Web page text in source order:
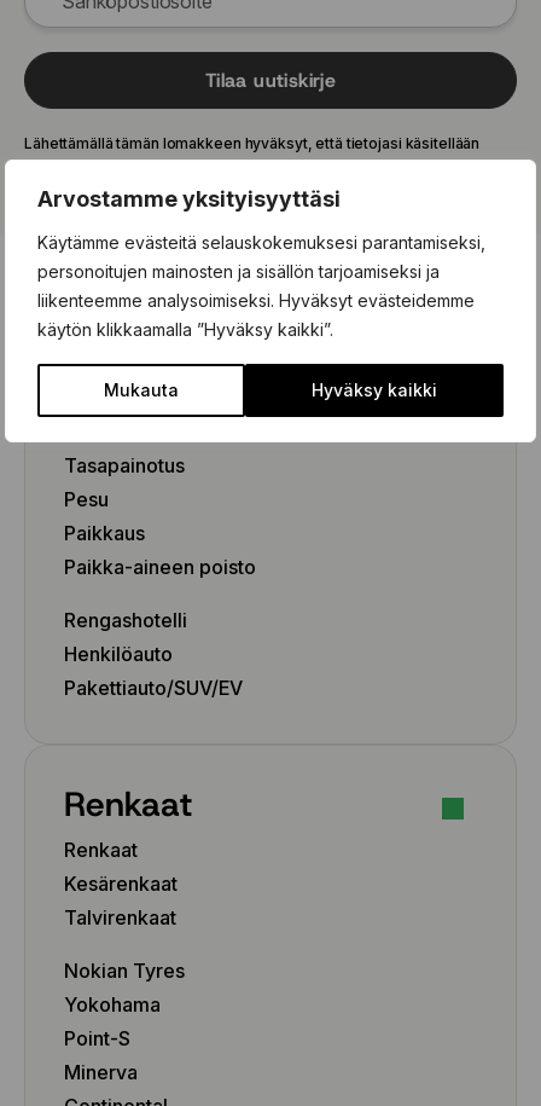
Arvostamme yksityisyyttäsi
Käytämme evästeitä selauskokemuksesi parantamiseksi,
personoitujen mainosten ja sisällön tarjoamiseksi ja
liikenteemme analysoimiseksi. Hyväksyt evästeidemme
käytön klikkaamalla ”Hyväksy kaikki”.
Mukauta Hyväksy kaikki
Tilaa uutiskirje
Lähettämällä tämän lomakkeen hyväksyt, että tietojasi käsitellään
tietosuojakäytäntömmemukaisesti.
Rengaspalvelut
Rengaspalvelut
Tasapainotus
Pesu
Paikkaus
Paikka-aineen poisto
Rengashotelli
Henkilöauto
Pakettiauto/SUV/EV
Renkaat
Renkaat
Kesärenkaat
Talvirenkaat
Nokian Tyres
Yokohama
Point-S
Minerva